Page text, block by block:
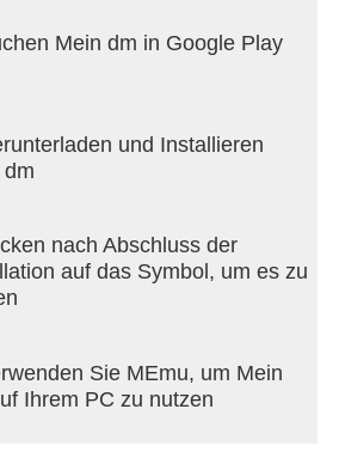
App schnell und bequem
den gesamten
schnellen und einfachen
Einfach durch unser Sortiment
Marken suchen oder
gekaufte Produkte
die Merkliste legen oder direkt
immer dabei:
findest du eine Übersicht
Coupons. Wenn du dein
verknüpfst, findest du
(nur in Deutschland)
Coupons - alles in nur
Mein dm in Google Play
und Installieren
dm
nach Abschluss der
auf das Symbol, um es zu
Sie MEmu, um Mein
Ihrem PC zu nutzen